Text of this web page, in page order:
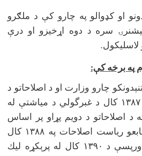
او كډوالو په چارو كې د ملګرو
سره د دوه اړخيزو او درې
لاسليكول.
په برخه كې:
چارو وزارت او د اصلاحاتو د
۱۳۸۷ كال د غبرگولي د مياشتې له
د اصلاحاتو د دويم پړاو پر اساس
رياست اصلاحات په ۱۳۸۸ كال
د ۱۳۹۰ كال له پرېكړه ليك